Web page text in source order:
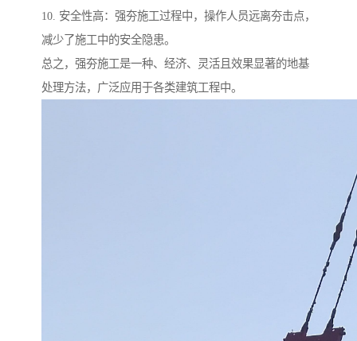
10. 安全性高：强夯施工过程中，操作人员远离夯击点，
减少了施工中的安全隐患。
总之，强夯施工是一种、经济、灵活且效果显著的地基
处理方法，广泛应用于各类建筑工程中。